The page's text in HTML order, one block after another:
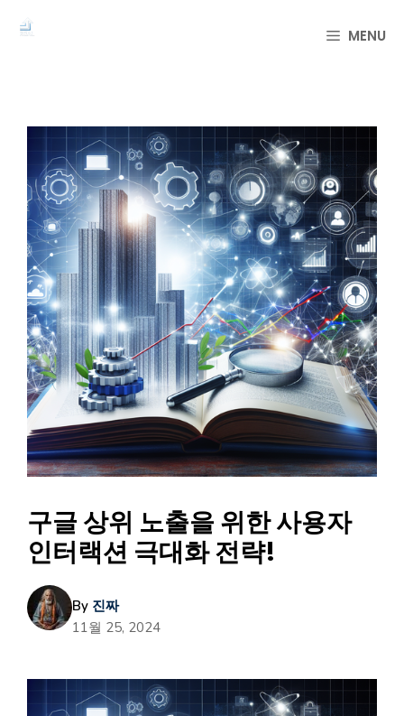
MENU
구글 상위 노출을 위한 사용자
인터랙션 극대화 전략!
By 진짜
11월 25, 2024